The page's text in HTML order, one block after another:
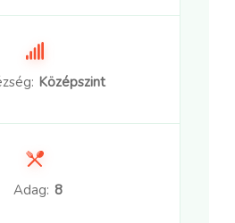
Középszint
Adag: 8